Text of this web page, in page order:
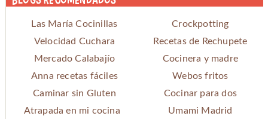
Las María Cocinillas
Crockpotting
Velocidad Cuchara
Recetas de Rechupete
Mercado Calabajío
Cocinera y madre
Anna recetas fáciles
Webos fritos
Caminar sin Gluten
Cocinar para dos
Atrapada en mi cocina
Umami Madrid